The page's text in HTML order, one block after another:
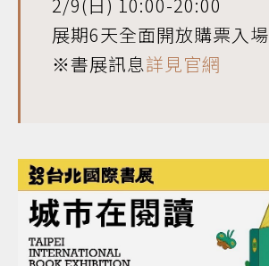
展期6天全面開放購票入場
※書展訊息詳見官網